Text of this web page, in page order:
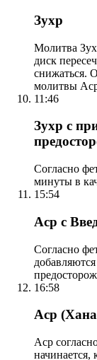
Зухр
Молитва
диск
снижаться.
молитвы
11:46
Зухр с
Согласно
минуты в
15:54
Аср с
Согласно
16:58
Аср
Аср
начинается,